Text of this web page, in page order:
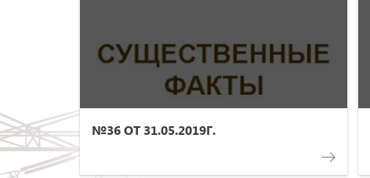
№36 ОТ 31.05.2019Г.